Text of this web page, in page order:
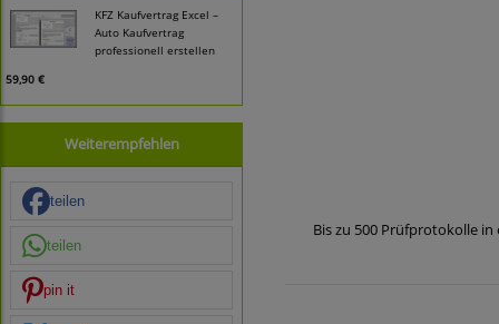
KFZ Kaufvertrag Excel –
Auto Kaufvertrag
professionell erstellen
59,90 €
Weiterempfehlen
teilen
teilen
pin it
Bis zu 500 Prüfprotokolle